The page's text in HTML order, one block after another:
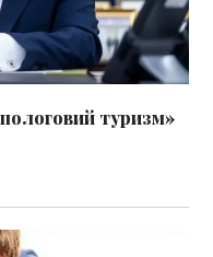
туризм»